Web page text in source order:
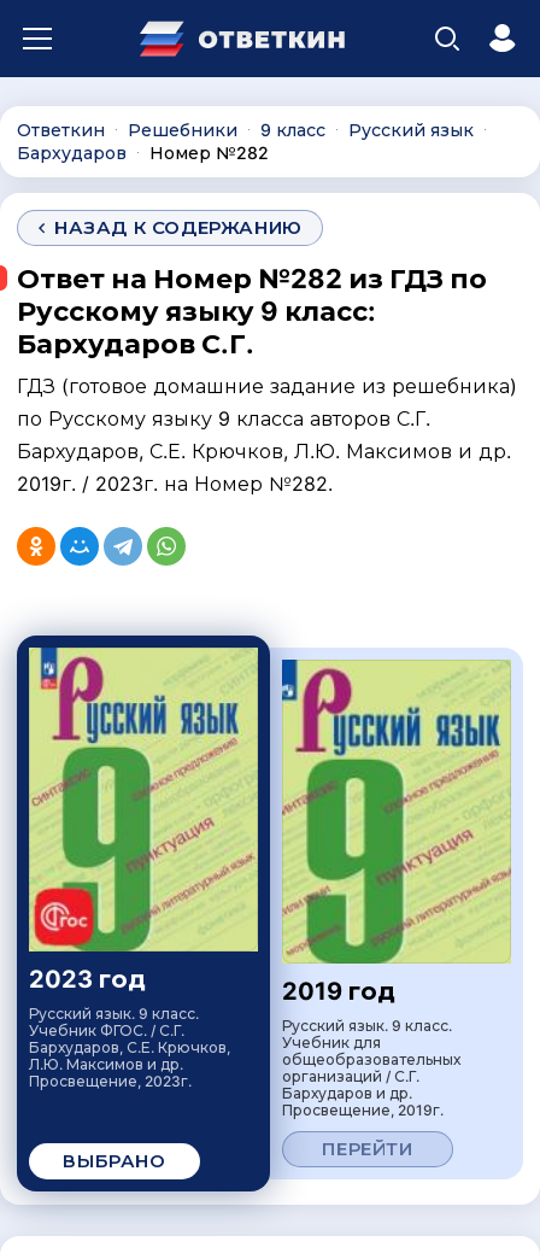
Ответкин ∙ Решебники ∙ 9 класс ∙ Русский язык ∙
Бархударов ∙ Номер №282
НАЗАД К СОДЕРЖАНИЮ
Ответ на Номер №282 из ГДЗ по
Русскому языку 9 класс:
Бархударов С.Г.
ГДЗ (готовое домашние задание из решебника)
по Русскому языку 9 класса авторов С.Г.
Бархударов, С.Е. Крючков, Л.Ю. Максимов и др.
2019г. / 2023г. на Номер №282.
2023 год
Русский язык. 9 класс.
Учебник ФГОС. / С.Г.
Бархударов, С.Е. Крючков,
Л.Ю. Максимов и др.
Просвещение, 2023г.
ВЫБРАНО
2019 год
Русский язык. 9 класс.
Учебник для
общеобразовательных
организаций / С.Г.
Бархударов и др.
Просвещение, 2019г.
ПЕРЕЙТИ